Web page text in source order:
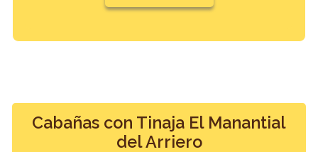
Cabañas con Tinaja El Manantial
del Arriero